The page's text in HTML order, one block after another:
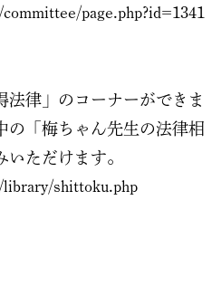
page.php?id=1341
律」のコーナーができま
の「梅ちゃん先生の法律相
ただけます。
shittoku.php